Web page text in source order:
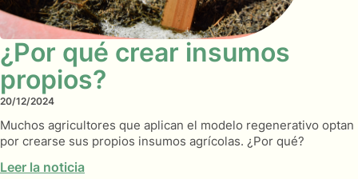
¿Por qué crear insumos
propios?
20/12/2024
Muchos agricultores que aplican el modelo regenerativo optan
por crearse sus propios insumos agrícolas. ¿Por qué?
Leer la noticia